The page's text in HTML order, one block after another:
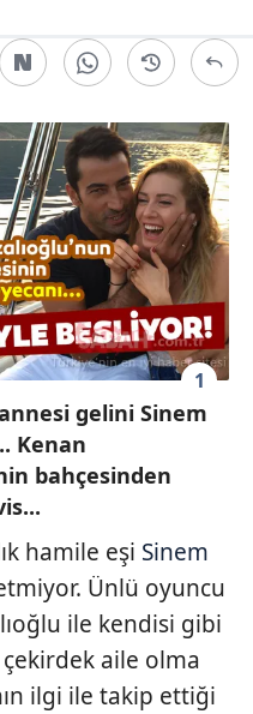
1
gelini Sinem
Kenan
bahçesinden
hamile eşi Sinem
Ünlü oyuncu
ile kendisi gibi
aile olma
ilgi ile takip ettiği